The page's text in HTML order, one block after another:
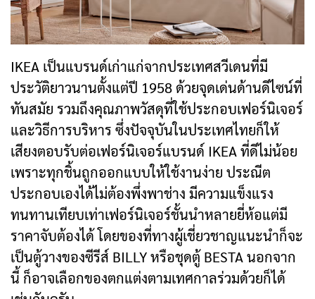
IKEA เป็นแบรนด์เก่าแก่จากประเทศสวีเดนที่มี
ประวัติยาวนานตั้งแต่ปี 1958 ด้วยจุดเด่นด้านดีไซน์ที่
ทันสมัย รวมถึงคุณภาพวัสดุที่ใช้ประกอบเฟอร์นิเจอร์
และวิธีการบริหาร ซึ่งปัจจุบันในประเทศไทยก็ให้
เสียงตอบรับต่อเฟอร์นิเจอร์แบรนด์ IKEA ที่ดีไม่น้อย
เพราะทุกชิ้นถูกออกแบบให้ใช้งานง่าย ประณีต
ประกอบเองได้ไม่ต้องพึ่งพาช่าง มีความแข็งแรง
ทนทานเทียบเท่าเฟอร์นิเจอร์ชั้นนำหลายยี่ห้อแต่มี
ราคาจับต้องได้ โดยของที่ทางผู้เชี่ยวชาญแนะนำก็จะ
เป็นตู้วางของซีรีส์ BILLY หรือชุดตู้ BESTA นอกจาก
นี้ ก็อาจเลือกของตกแต่งตามเทศกาลร่วมด้วยก็ได้